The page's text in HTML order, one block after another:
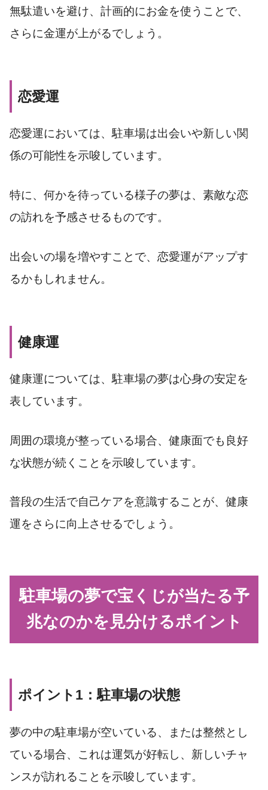
無駄遣いを避け、計画的にお金を使うことで、
さらに金運が上がるでしょう。
恋愛運
恋愛運においては、駐車場は出会いや新しい関
係の可能性を示唆しています。
特に、何かを待っている様子の夢は、素敵な恋
の訪れを予感させるものです。
出会いの場を増やすことで、恋愛運がアップす
るかもしれません。
健康運
健康運については、駐車場の夢は心身の安定を
表しています。
周囲の環境が整っている場合、健康面でも良好
な状態が続くことを示唆しています。
普段の生活で自己ケアを意識することが、健康
運をさらに向上させるでしょう。
駐車場の夢で宝くじが当たる予
兆なのかを見分けるポイント
ポイント1：駐車場の状態
夢の中の駐車場が空いている、または整然とし
ている場合、これは運気が好転し、新しいチャ
ンスが訪れることを示唆しています。